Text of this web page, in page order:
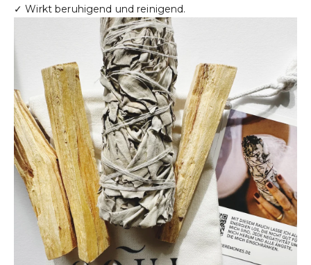
✓ Wirkt beruhigend und reinigend.